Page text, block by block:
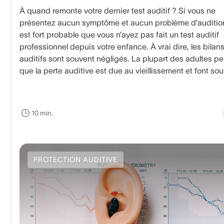
PROTECTION AUDITIVE
À quand remonte votre dernier test auditif ? Si vous ne
présentez aucun symptôme et aucun problème
est fort probable que vous n’ayez pas fait un test auditif
professionnel depuis votre enfance. À vrai dire, les bilans
auditifs sont souvent négligés. La plupart des adultes
que la perte auditive est due au vieillissement et font
10 min.